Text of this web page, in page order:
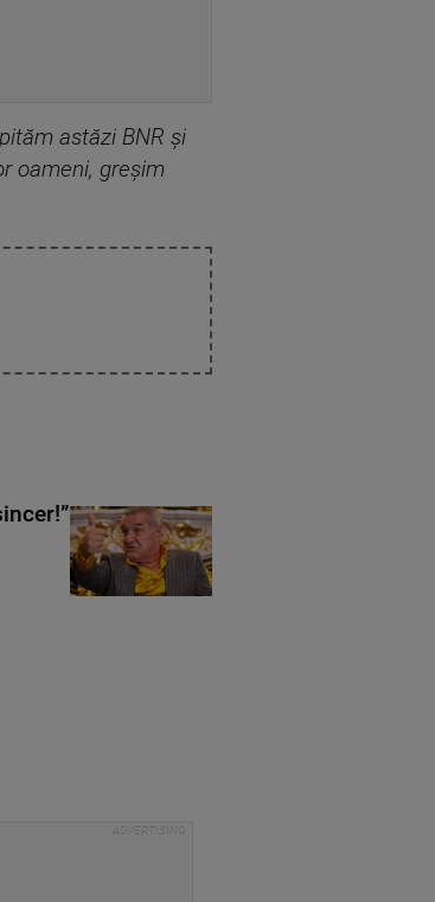
astăzi BNR şi
oameni, greşim